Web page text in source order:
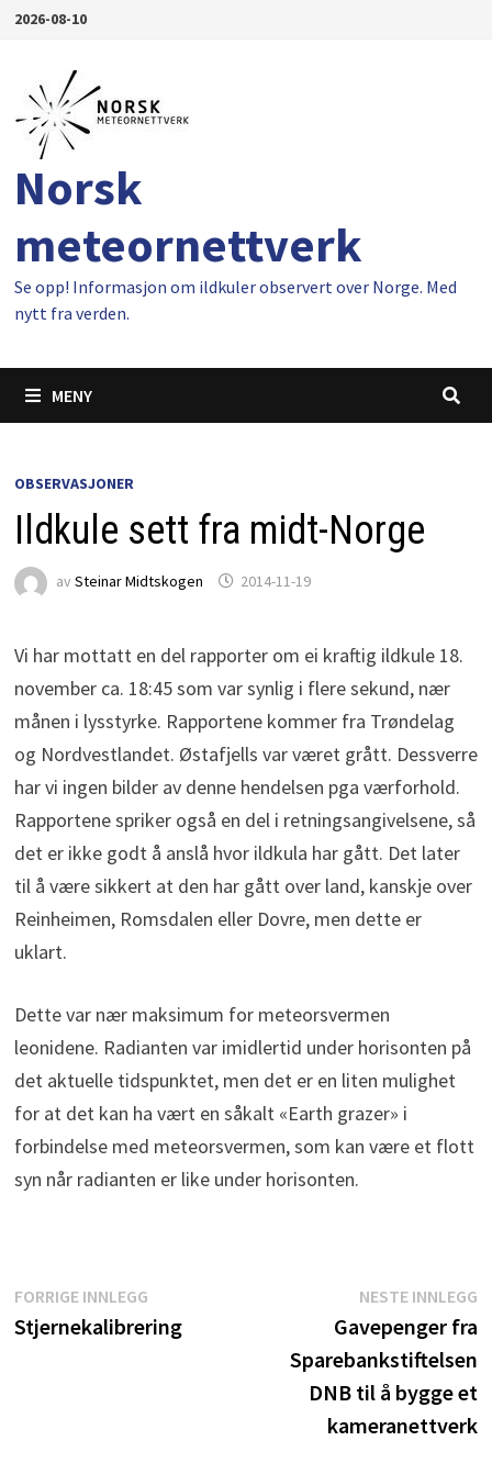
Gå2026-08-10
Norsk
meteornettverk
Se opp! Informasjon om ildkuler observert over Norge. Med
nytt fra verden.
MENY
OBSERVASJONER
Ildkule sett fra midt-Norge
av Steinar Midtskogen 2014-11-19
Vi har mottatt en del rapporter om ei kraftig ildkule 18.
november ca. 18:45 som var synlig i flere sekund, nær
månen i lysstyrke. Rapportene kommer fra Trøndelag
og Nordvestlandet. Østafjells var været grått. Dessverre
har vi ingen bilder av denne hendelsen pga værforhold.
Rapportene spriker også en del i retningsangivelsene, så
det er ikke godt å anslå hvor ildkula har gått. Det later
til å være sikkert at den har gått over land, kanskje over
Reinheimen, Romsdalen eller Dovre, men dette er
uklart.
Dette var nær maksimum for meteorsvermen
leonidene. Radianten var imidlertid under horisonten på
det aktuelle tidspunktet, men det er en liten mulighet
for at det kan ha vært en såkalt «Earth grazer» i
forbindelse med meteorsvermen, som kan være et flott
syn når radianten er like under horisonten.
Innleggsnavigasjon
FORRIGE INNLEGGForrige
innlegg:
Stjernekalibrering
NESTE INNLEGG
Gavepenger fra
Sparebankstiftelsen
DNB til å bygge et
kameranettverk